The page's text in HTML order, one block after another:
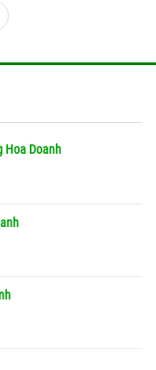
Hoa Doanh